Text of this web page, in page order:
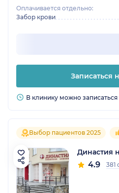
Оплачивается отдельно:
Забор крови
Записаться
В клинику можно
Выбор пациентов 2025
Династия
4.9 381